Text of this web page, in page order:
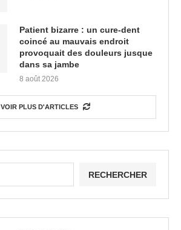
Patient bizarre : un cure-dent
coincé au mauvais endroit
provoquait des douleurs jusque
dans sa jambe
8 août 2026
VOIR PLUS D'ARTICLES
RECHERCHER